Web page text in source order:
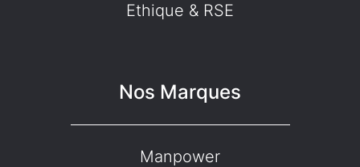
Ethique & RSE
Nos Marques
Manpower